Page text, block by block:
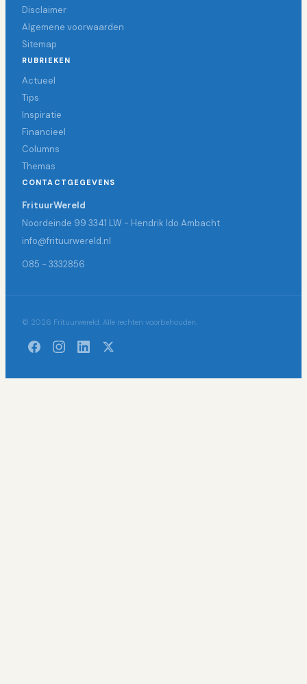
Disclaimer
Algemene voorwaarden
Sitemap
RUBRIEKEN
Actueel
Tips
Inspiratie
Financieel
Columns
Themas
CONTACTGEGEVENS
FrituurWereld
Noordeinde 99 3341 LW - Hendrik Ido Ambacht
info@frituurwereld.nl
085 - 3332856
© 2026 Frituurwereld. Alle rechten voorbehouden.